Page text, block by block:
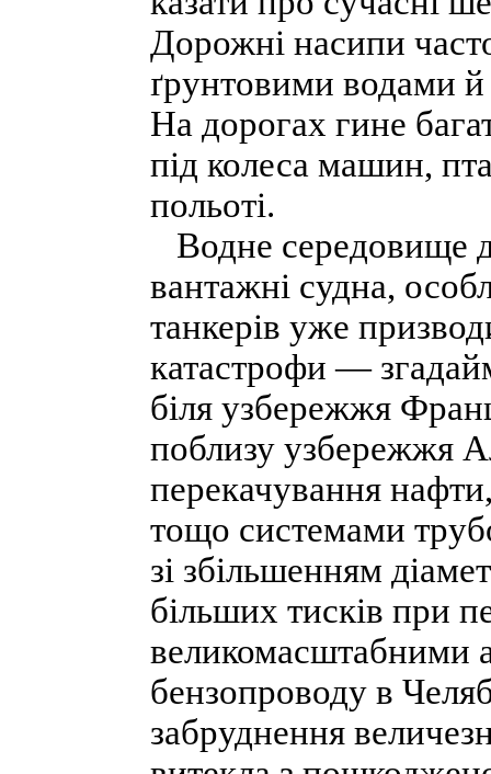
Дорожні насипи
ґрунтовими водами й
На дорогах гине
під колеса машин,
польоті.
Водне середовище
вантажні судна,
танкерів уже
катастрофи —
біля узбережжя
поблизу узбережжя
перекачування
тощо системами
зі збільшенням
більших тисків при
великомасштабними
бензопроводу в
забруднення